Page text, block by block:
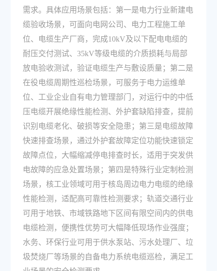
需求。具体应用场景包括：第一是电力行业新建电
缆验收场景，可面向电网公司、电力工程施工单
位、电缆生产厂商，完成10kV及以下配电电缆的
耐压交付测试、35kV等级电缆的介质损耗与局部
放电验收测试，验证电缆生产与敷设质量；第二是
在役电缆周期性巡检场景，可服务于电力运维单
位、工业企业自有电力管理部门，对运行中的中低
压电缆开展绝缘性能检测、外护套缺陷排查，提前
识别电缆老化、破损等安全隐患；第三是电缆故障
快速排查场景，通过外护套故障定位功能快速锁定
故障点位，大幅缩减停电排查时长，适用于突发供
电故障的应急处置场景；第四是特殊行业定制检测
场景，核工业领域可用于核岛周边电力电缆的绝缘
性能检测，适配高可靠性检测要求；轨道交通行业
可用于地铁、市域铁路地下区间有限空间内的供电
电缆检测，便携性优势可大幅降低现场作业强度；
水务、环保行业可用于供水泵站、污水处理厂、垃
圾焚烧厂等场景的自备电力系统电缆巡检，满足工